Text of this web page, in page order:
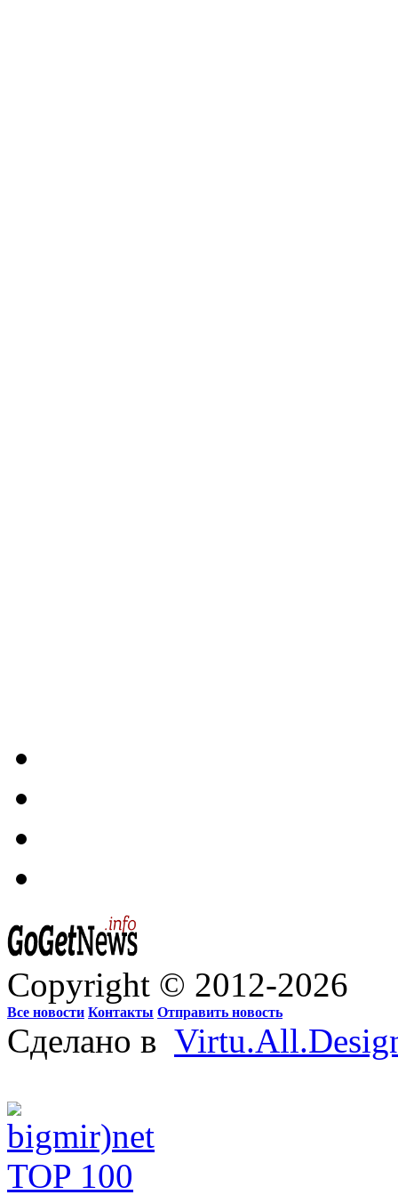
Copyright © 2012-2026
Все новости Контакты Отправить новость
Сделано в